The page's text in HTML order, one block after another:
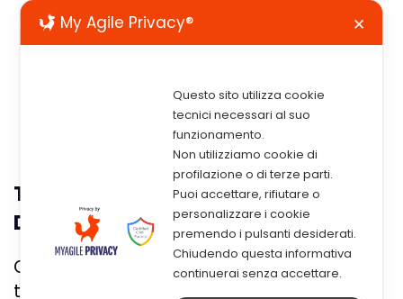
Truffa Del Falso CEO: Cos’è E Come
Difendersi
Cos’è la truffa del falso CEO? Più
tecnicamente nota come “Business e-mail
My Agile Privacy® ✕
Questo sito utilizza cookie
tecnici necessari al suo
funzionamento.
Non utilizziamo cookie di
profilazione o di terze parti.
Puoi accettare, rifiutare o
personalizzare i cookie
premendo i pulsanti desiderati.
Chiudendo questa informativa
continuerai senza accettare.